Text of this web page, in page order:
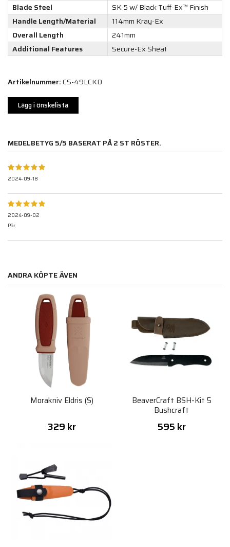
Blade Steel
SK-5 w/ Black Tuff-Ex™ Finish
Handle Length/Material
114mm Kray-Ex
Overall Length
241mm
Additional Features
Secure-Ex Sheat
Artikelnummer:CS-49LCKD
Lägg i önskelista
MEDELBETYG 5/5 BASERAT PÅ2 ST RÖSTER.
2024-09-18
2024-09-02
Pär
ANDRA KÖPTE ÄVEN
Morakniv Eldris (S)
329 kr
BeaverCraft BSH-Kit 5
Bushcraft
595 kr